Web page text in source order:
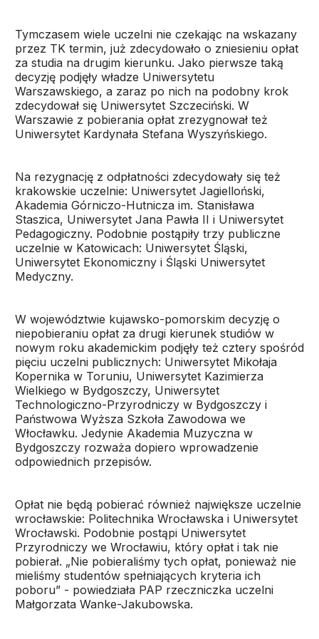
Tymczasem wiele uczelni nie czekając na wskazany
przez TK termin, już zdecydowało o zniesieniu opłat
za studia na drugim kierunku. Jako pierwsze taką
decyzję podjęły władze Uniwersytetu
Warszawskiego, a zaraz po nich na podobny krok
zdecydował się Uniwersytet Szczeciński. W
Warszawie z pobierania opłat zrezygnował też
Uniwersytet Kardynała Stefana Wyszyńskiego.
Na rezygnację z odpłatności zdecydowały się też
krakowskie uczelnie: Uniwersytet Jagielloński,
Akademia Górniczo-Hutnicza im. Stanisława
Staszica, Uniwersytet Jana Pawła II i Uniwersytet
Pedagogiczny. Podobnie postąpiły trzy publiczne
uczelnie w Katowicach: Uniwersytet Śląski,
Uniwersytet Ekonomiczny i Śląski Uniwersytet
Medyczny.
W województwie kujawsko-pomorskim decyzję o
niepobieraniu opłat za drugi kierunek studiów w
nowym roku akademickim podjęły też cztery spośród
pięciu uczelni publicznych: Uniwersytet Mikołaja
Kopernika w Toruniu, Uniwersytet Kazimierza
Wielkiego w Bydgoszczy, Uniwersytet
Technologiczno-Przyrodniczy w Bydgoszczy i
Państwowa Wyższa Szkoła Zawodowa we
Włocławku. Jedynie Akademia Muzyczna w
Bydgoszczy rozważa dopiero wprowadzenie
odpowiednich przepisów.
Opłat nie będą pobierać również największe uczelnie
wrocławskie: Politechnika Wrocławska i Uniwersytet
Wrocławski. Podobnie postąpi Uniwersytet
Przyrodniczy we Wrocławiu, który opłat i tak nie
pobierał. „Nie pobieraliśmy tych opłat, ponieważ nie
mieliśmy studentów spełniających kryteria ich
poboru” - powiedziała PAP rzeczniczka uczelni
Małgorzata Wanke-Jakubowska.